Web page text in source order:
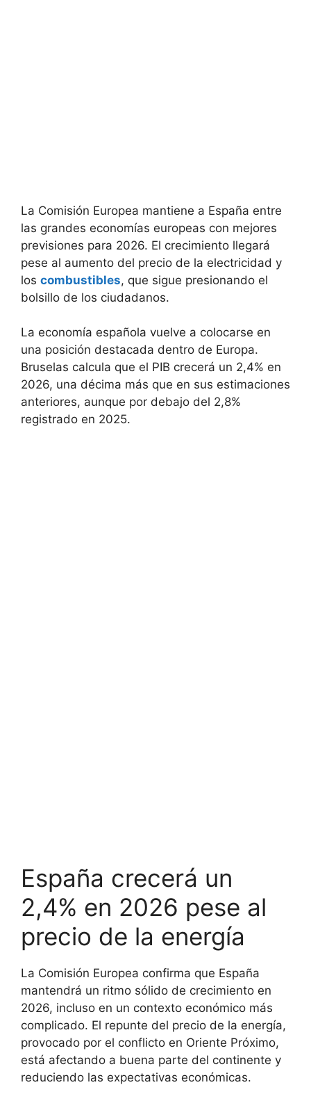
La Comisión Europea mantiene a España entre
las grandes economías europeas con mejores
previsiones para 2026. El crecimiento llegará
pese al aumento del precio de la electricidad y
los combustibles, que sigue presionando el
bolsillo de los ciudadanos.
La economía española vuelve a colocarse en
una posición destacada dentro de Europa.
Bruselas calcula que el PIB crecerá un 2,4% en
2026, una décima más que en sus estimaciones
anteriores, aunque por debajo del 2,8%
registrado en 2025.
España crecerá un
2,4% en 2026 pese al
precio de la energía
La Comisión Europea confirma que España
mantendrá un ritmo sólido de crecimiento en
2026, incluso en un contexto económico más
complicado. El repunte del precio de la energía,
provocado por el conflicto en Oriente Próximo,
está afectando a buena parte del continente y
reduciendo las expectativas económicas.